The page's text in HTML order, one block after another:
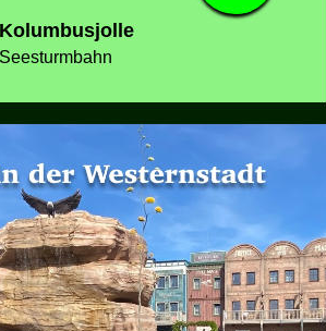
Kolumbusjolle
Seesturmbahn